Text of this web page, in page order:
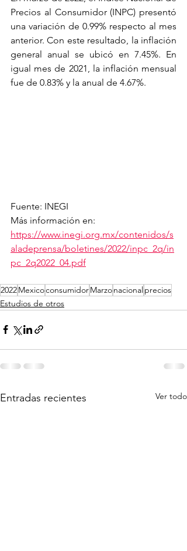
Precios al Consumidor (INPC) presentó
una variación de 0.99% respecto al mes
anterior. Con este resultado, la inflación
general anual se ubicó en 7.45%. En
igual mes de 2021, la inflación mensual
fue de 0.83% y la anual de 4.67%.
Fuente: INEGI
Más información en:
https://www.inegi.org.mx/contenidos/s
aladeprensa/boletines/2022/inpc_2q/in
pc_2q2022_04.pdf
2022MexicoconsumidorMarzonacionalprecios
Estudios de otros
Entradas recientes Ver todo